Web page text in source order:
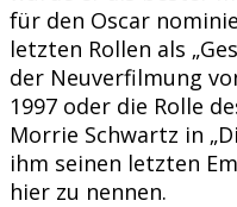
für den Oscar
letzten Rollen als
der Neuverfilmung
1997 oder die Rolle
Morrie Schwartz in
ihm seinen letzten
hier zu nennen.